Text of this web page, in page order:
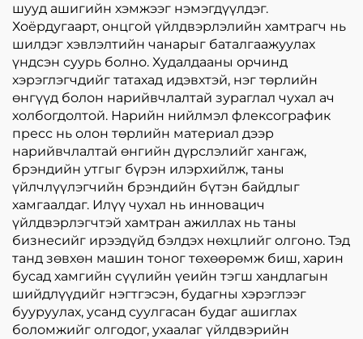
шууд ашигийн хэмжээг нэмэгдүүлдэг.
Хоёрдугаарт, онцгой үйлдвэрлэлийн хамтрагч нь
шилдэг хэвлэлтийн чанарыг баталгаажуулах
үндсэн суурь болно. Худалдааны орчинд
хэрэглэгчдийг татахад идэвхтэй, нэг төрлийн
өнгүүд болон нарийвчлалтай зураглал чухал ач
холбогдолтой. Нарийн нийлмэл флексографик
пресс нь олон төрлийн материал дээр
нарийвчлалтай өнгийн дүрслэлийг хангаж,
брэндийн утгыг бүрэн илэрхийлж, таны
үйлчлүүлэгчийн брэндийн бүтэн байдлыг
хамгаалдаг. Илүү чухал нь инновацич
үйлдвэрлэгчтэй хамтран ажиллах нь таны
бизнесийг ирээдүйд бэлдэх нөхцлийг олгоно. Тэд
танд зөвхөн машин тоног төхөөрөмж биш, харин
бусад хамгийн сүүлийн үеийн тэгш хандлагын
шийдлүүдийг нэгтгэсэн, будагны хэрэглээг
бууруулах, усанд суулгасан будаг ашиглах
боломжийг олгодог, ухаалаг үйлдвэрийн